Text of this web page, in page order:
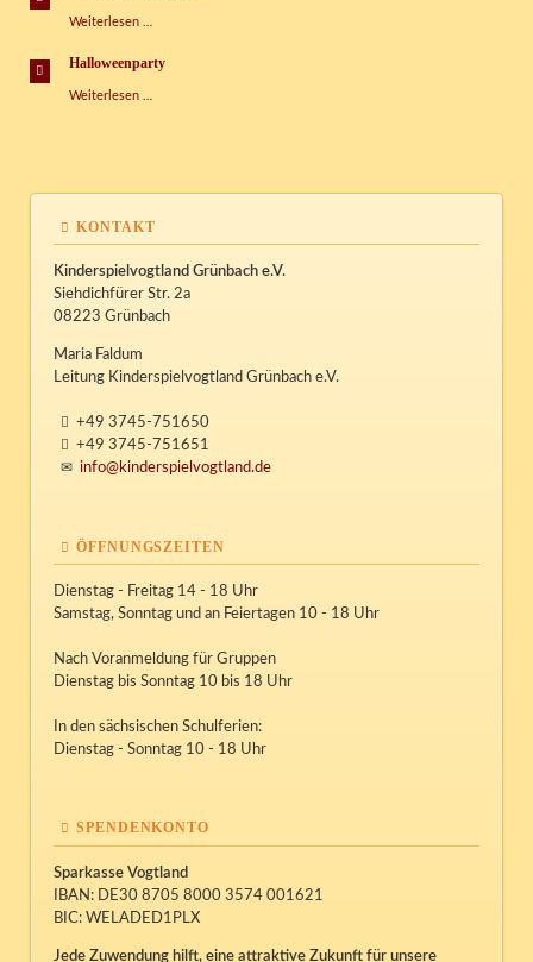
Weiterlesen …
Halloweenparty
Weiterlesen …
KONTAKT
Kinderspielvogtland Grünbach e.V.
Siehdichfürer Str. 2a
08223 Grünbach
Maria Faldum
Leitung Kinderspielvogtland Grünbach e.V.
+49 3745-751650
+49 3745-751651
info@kinderspielvogtland.de
ÖFFNUNGSZEITEN
Dienstag - Freitag 14 - 18 Uhr
Samstag, Sonntag und an Feiertagen 10 - 18 Uhr
Nach Voranmeldung für Gruppen
Dienstag bis Sonntag 10 bis 18 Uhr
In den sächsischen Schulferien:
Dienstag - Sonntag 10 - 18 Uhr
SPENDENKONTO
Sparkasse Vogtland
IBAN: DE30 8705 8000 3574 001621
BIC: WELADED1PLX
Jede Zuwendung hilft, eine attraktive Zukunft für unsere